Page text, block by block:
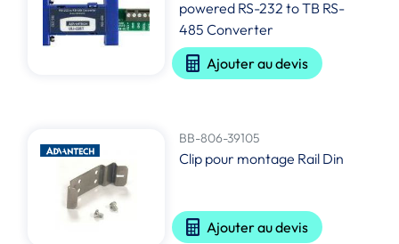
powered RS-232 to TB RS-
485 Converter
Ajouter au devis
BB-806-39105
Clip pour montage Rail Din
Ajouter au devis